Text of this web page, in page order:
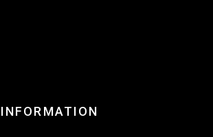
INFORMATION